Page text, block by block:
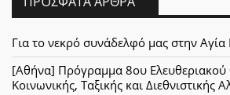
Για το νεκρό συνάδελφό μας στην
[Αθήνα] Πρόγραμμα 8ου Ελευθεριακού
Κοινωνικής, Ταξικής και Διεθνιστικής